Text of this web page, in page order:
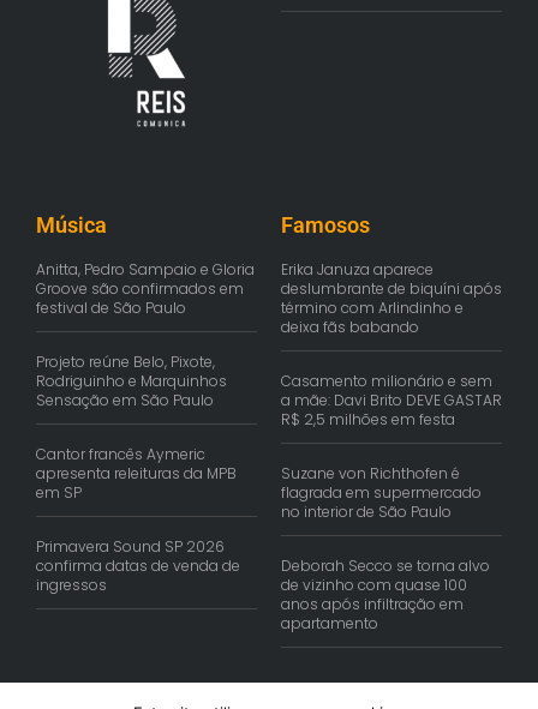
Música
Anitta, Pedro Sampaio e Gloria
Groove são confirmados em
festival de São Paulo
Projeto reúne Belo, Pixote,
Rodriguinho e Marquinhos
Sensação em São Paulo
Cantor francês Aymeric
apresenta releituras da MPB
em SP
Primavera Sound SP 2026
confirma datas de venda de
ingressos
Famosos
Erika Januza aparece
deslumbrante de biquíni após
término com Arlindinho e
deixa fãs babando
Casamento milionário e sem
a mãe: Davi Brito DEVE GASTAR
R$ 2,5 milhões em festa
Suzane von Richthofen é
flagrada em supermercado
no interior de São Paulo
Deborah Secco se torna alvo
de vizinho com quase 100
anos após infiltração em
apartamento